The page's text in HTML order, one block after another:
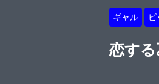
ギャル ビ
恋する